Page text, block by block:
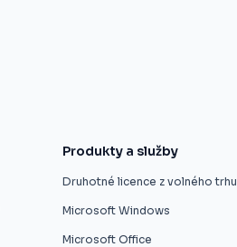
Produkty a služby
Druhotné licence z volného trhu
Microsoft Windows
Microsoft Office